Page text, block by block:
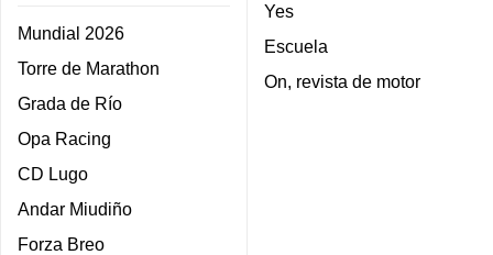
Mundial 2026
Torre de Marathon
Grada de Río
Opa Racing
CD Lugo
Andar Miudiño
Forza Breo
Yes
Escuela
On, revista de motor